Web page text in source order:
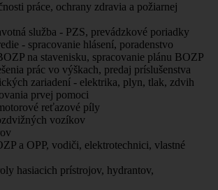
práce, ochrany zdravia a požiarnej
služba - PZS, prevádzkové poriadky
- spracovanie hlásení, poradenstvo
na stavenisku, spracovanie plánu BOZP
prác vo výškach, predaj príslušenstva
zariadení - elektrika, plyn, tlak, zdvih
prvej pomoci
reťazové píly
vozíkov
a OPP, vodiči, elektrotechnici, vlastné
hasiacich prístrojov, hydrantov,